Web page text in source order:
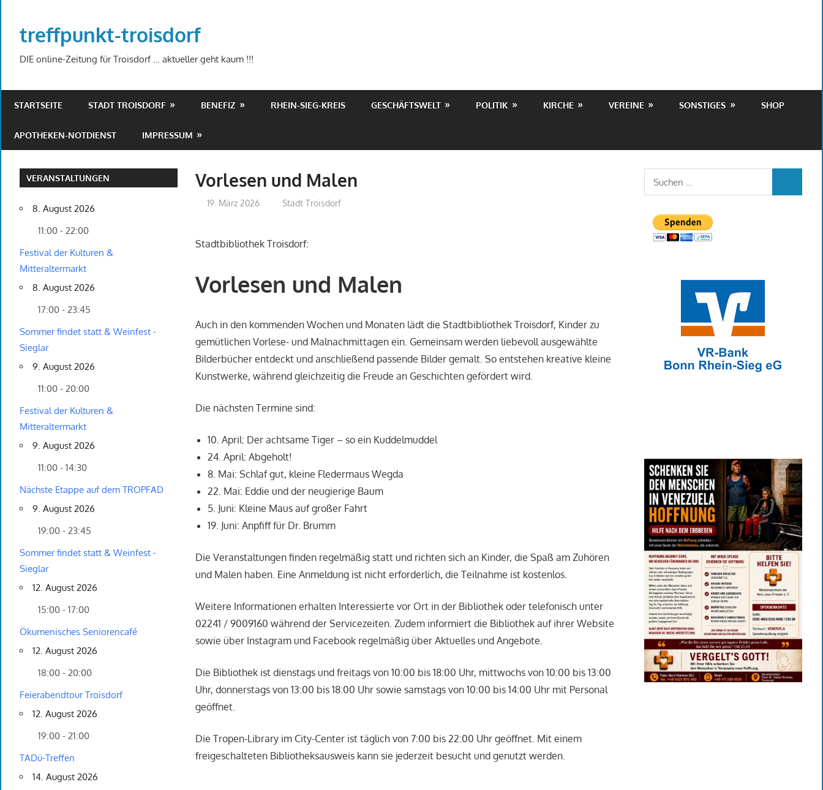
springen
treffpunkt-troisdorf
DIE online-Zeitung für Troisdorf … aktueller geht kaum !!!
STARTSEITE STADT TROISDORF BENEFIZ RHEIN-SIEG-KREIS GESCHÄFTSWELT POLITIK KIRCHE VEREINE SONSTIGES SHOP
APOTHEKEN-NOTDIENST IMPRESSUM
Vorlesen und Malen
19. März 2026 treffpunkt
Stadt Troisdorf
Stadtbibliothek Troisdorf:
Vorlesen und Malen
Auch in den kommenden Wochen und Monaten lädt die Stadtbibliothek Troisdorf, Kinder zu
gemütlichen Vorlese- und Malnachmittagen ein. Gemeinsam werden liebevoll ausgewählte
Bilderbücher entdeckt und anschließend passende Bilder gemalt. So entstehen kreative kleine
Kunstwerke, während gleichzeitig die Freude an Geschichten gefördert wird.
Die nächsten Termine sind:
10. April: Der achtsame Tiger – so ein Kuddelmuddel
24. April: Abgeholt!
8. Mai: Schlaf gut, kleine Fledermaus Wegda
22. Mai: Eddie und der neugierige Baum
5. Juni: Kleine Maus auf großer Fahrt
19. Juni: Anpfiff für Dr. Brumm
Die Veranstaltungen finden regelmäßig statt und richten sich an Kinder, die Spaß am Zuhören
und Malen haben. Eine Anmeldung ist nicht erforderlich, die Teilnahme ist kostenlos.
Weitere Informationen erhalten Interessierte vor Ort in der Bibliothek oder telefonisch unter
02241 / 9009160 während der Servicezeiten. Zudem informiert die Bibliothek auf ihrer Website
sowie über Instagram und Facebook regelmäßig über Aktuelles und Angebote.
Die Bibliothek ist dienstags und freitags von 10:00 bis 18:00 Uhr, mittwochs von 10:00 bis 13:00
Uhr, donnerstags von 13:00 bis 18:00 Uhr sowie samstags von 10:00 bis 14:00 Uhr mit Personal
geöffnet.
Die Tropen-Library im City-Center ist täglich von 7:00 bis 22:00 Uhr geöffnet. Mit einem
freigeschalteten Bibliotheksausweis kann sie jederzeit besucht und genutzt werden.
VERANSTALTUNGEN
8. August 2026
11:00 - 22:00
Festival der Kulturen &
Mitteraltermarkt
8. August 2026
17:00 - 23:45
Sommer findet statt & Weinfest -
Sieglar
9. August 2026
11:00 - 20:00
Festival der Kulturen &
Mitteraltermarkt
9. August 2026
11:00 - 14:30
Nächste Etappe auf dem TROPFAD
9. August 2026
19:00 - 23:45
Sommer findet statt & Weinfest -
Sieglar
12. August 2026
15:00 - 17:00
Ökumenisches Seniorencafé
12. August 2026
18:00 - 20:00
Feierabendtour Troisdorf
12. August 2026
19:00 - 21:00
TADü-Treffen
14. August 2026